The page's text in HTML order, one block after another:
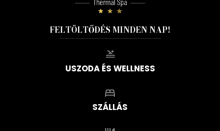
FELTÖLTŐDÉS MINDEN NAP!
USZODA ÉS WELLNESS
SZÁLLÁS